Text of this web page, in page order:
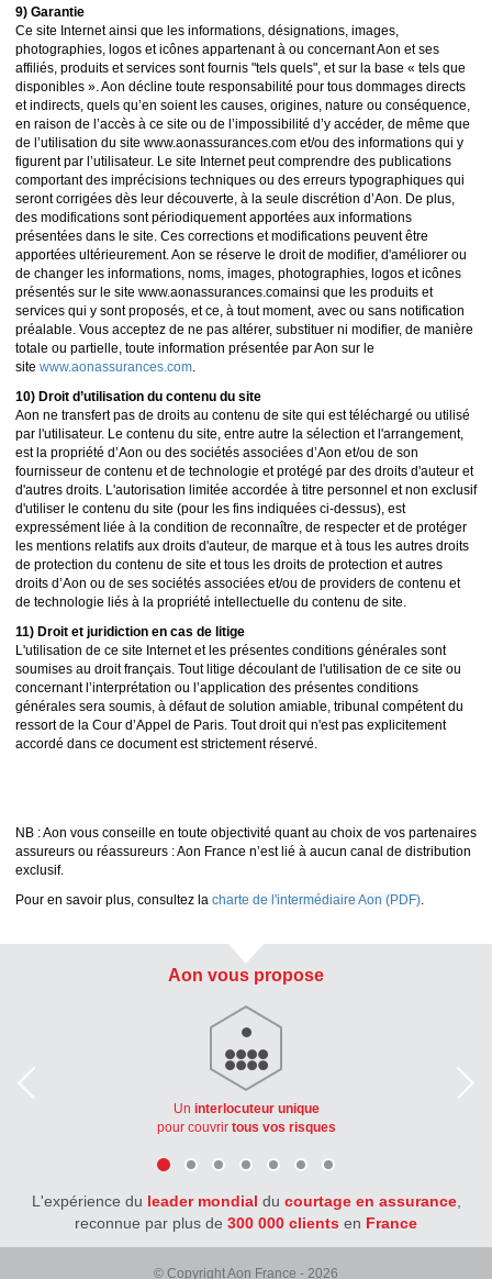
9) Garantie
Ce site Internet ainsi que les informations, désignations, images,
photographies, logos et icônes appartenant à ou concernant Aon et ses
affiliés, produits et services sont fournis "tels quels", et sur la base « tels que
disponibles ». Aon décline toute responsabilité pour tous dommages directs
et indirects, quels qu’en soient les causes, origines, nature ou conséquence,
en raison de l’accès à ce site ou de l’impossibilité d’y accéder, de même que
de l’utilisation du site www.aonassurances.com et/ou des informations qui y
figurent par l’utilisateur. Le site Internet peut comprendre des publications
comportant des imprécisions techniques ou des erreurs typographiques qui
seront corrigées dès leur découverte, à la seule discrétion d’Aon. De plus,
des modifications sont périodiquement apportées aux informations
présentées dans le site. Ces corrections et modifications peuvent être
apportées ultérieurement. Aon se réserve le droit de modifier, d'améliorer ou
de changer les informations, noms, images, photographies, logos et icônes
présentés sur le site www.aonassurances.comainsi que les produits et
services qui y sont proposés, et ce, à tout moment, avec ou sans notification
préalable. Vous acceptez de ne pas altérer, substituer ni modifier, de manière
totale ou partielle, toute information présentée par Aon sur le
site www.aonassurances.com.
10) Droit d’utilisation du contenu du site
Aon ne transfert pas de droits au contenu de site qui est téléchargé ou utilisé
par l'utilisateur. Le contenu du site, entre autre la sélection et l'arrangement,
est la propriété d’Aon ou des sociétés associées d’Aon et/ou de son
fournisseur de contenu et de technologie et protégé par des droits d'auteur et
d'autres droits. L'autorisation limitée accordée à titre personnel et non exclusif
d'utiliser le contenu du site (pour les fins indiquées ci-dessus), est
expressément liée à la condition de reconnaître, de respecter et de protéger
les mentions relatifs aux droits d'auteur, de marque et à tous les autres droits
de protection du contenu de site et tous les droits de protection et autres
droits d’Aon ou de ses sociétés associées et/ou de providers de contenu et
de technologie liés à la propriété intellectuelle du contenu de site.
11) Droit et juridiction en cas de litige
L'utilisation de ce site Internet et les présentes conditions générales sont
soumises au droit français. Tout litige découlant de l'utilisation de ce site ou
concernant l’interprétation ou l’application des présentes conditions
générales sera soumis, à défaut de solution amiable, tribunal compétent du
ressort de la Cour d’Appel de Paris. Tout droit qui n'est pas explicitement
accordé dans ce document est strictement réservé.
NB : Aon vous conseille en toute objectivité quant au choix de vos partenaires
assureurs ou réassureurs : Aon France n’est lié à aucun canal de distribution
exclusif.
Pour en savoir plus, consultez la charte de l'intermédiaire Aon (PDF).
Aon vous propose
Un interlocuteur unique
pour couvrir tous vos risques
L'expérience du leader mondial du courtage en assurance,
reconnue par plus de 300 000 clients en France
© Copyright Aon France - 2026